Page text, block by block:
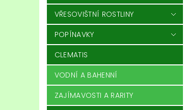
VŘESOVIŠTNÍ ROSTLINY
POPÍNAVKY
CLEMATIS
VODNÍ A BAHENNÍ
ZAJÍMAVOSTI A RARITY